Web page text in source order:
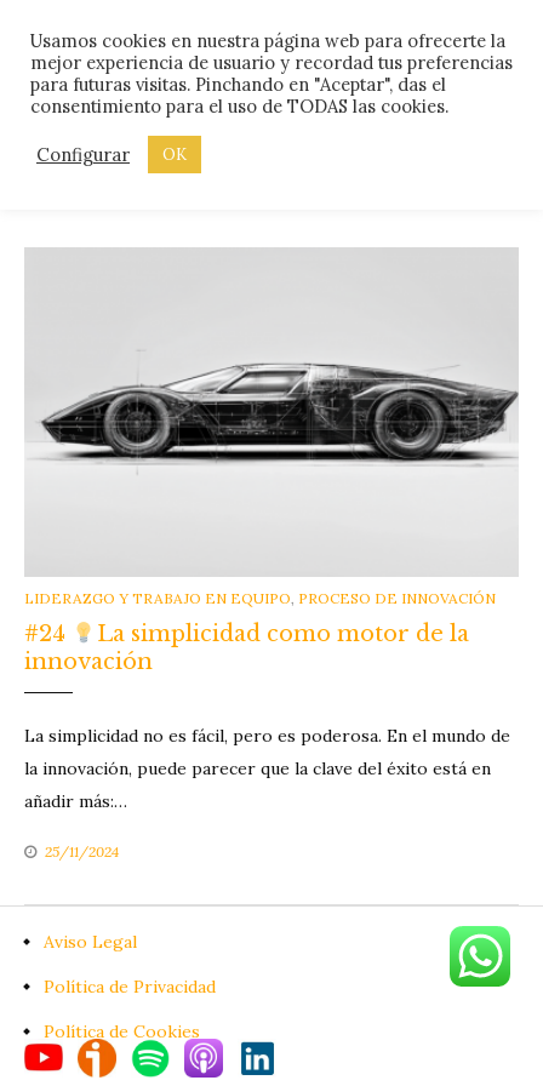
content
Menu
ETIQUETA:IPHONE
CATEGORIES
LIDERAZGO Y TRABAJO EN EQUIPO, PROCESO DE INNOVACIÓN
#24
La simplicidad como motor de la
innovación
La simplicidad no es fácil, pero es poderosa. En el mundo de
la innovación, puede parecer que la clave del éxito está en
añadir más:…
25/11/2024
Aviso Legal
Política de Privacidad
Política de Cookies
Usamos cookies en nuestra página web para ofrecerte la
mejor experiencia de usuario y recordad tus preferencias
para futuras visitas. Pinchando en "Aceptar", das el
consentimiento para el uso de TODAS las cookies.
Configurar OK